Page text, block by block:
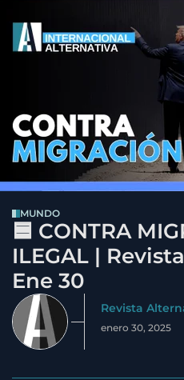
MUNDO
🟦 CONTRA
ILEGAL |
Ene 30
Revista
enero 30, 2025